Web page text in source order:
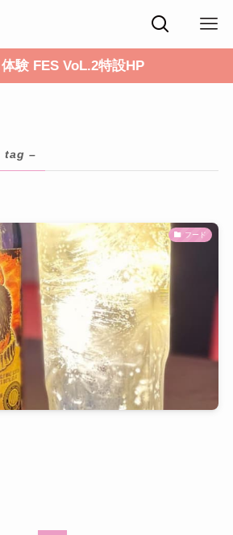
験 FES VoL.2特設HP
tag –
フード